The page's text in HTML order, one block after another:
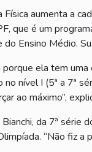
Física aumenta a
que é um
do Ensino Médio.
porque ela tem
no nível I (5ª a 7ª
ao máximo”,
da 7ª série
“Não fiz